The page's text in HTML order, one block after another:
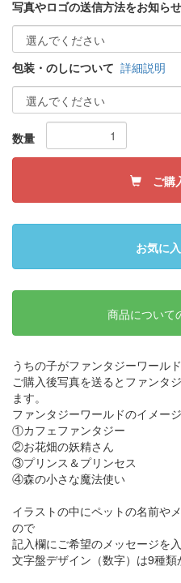
写真やロゴの送信方法をお知ら
包装・のしについて 詳細説明
数量
ご購
お気に
商品について
うちの子がファンタジーワール
ご購入後写真を送るとファンタ
ます。
ファンタジーワールドのイメー
①カフェファンタジー
②お花畑の妖精さん
③プリンス＆プリンセス
④森の小さな魔法使い
イラストの中にペットの名前や
ので
記入欄にご希望のメッセージを入
文字盤デザイン（数字）は9種類